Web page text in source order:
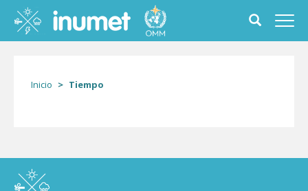
contenido
principal
Toggle
search
form
Inicio Tiempo